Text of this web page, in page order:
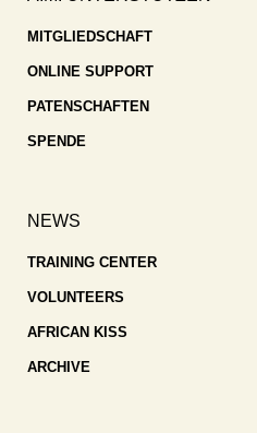
MITGLIEDSCHAFT
ONLINE SUPPORT
PATENSCHAFTEN
SPENDE
NEWS
TRAINING CENTER
VOLUNTEERS
AFRICAN KISS
ARCHIVE